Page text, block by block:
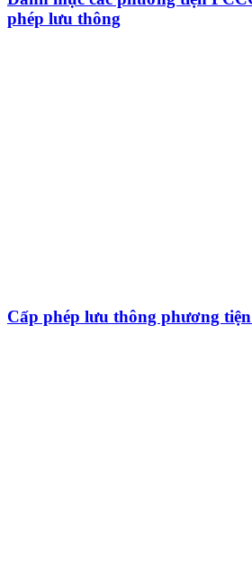
phép lưu thông
Cấp phép lưu thông phương